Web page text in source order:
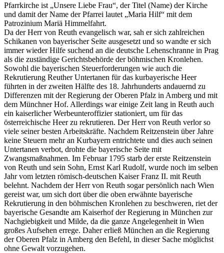
Pfarrkirche ist „Unsere Liebe Frau“, der Titel (Name) der Kirche
und damit der Name der Pfarrei lautet „Maria Hilf“ mit dem
Patrozinium Mariä Himmelfahrt.
Da der Herr von Reuth evangelisch war, sah er sich zahlreichen
Schikanen von bayerischer Seite ausgesetzt und so wandte er sich
immer wieder Hilfe suchend an die deutsche Lehenschranne in Prag
als die zuständige Gerichtsbehörde der böhmischen Kronlehen.
Sowohl die bayerischen Steuerforderungen wie auch die
Rekrutierung Reuther Untertanen für das kurbayerische Heer
führten in der zweiten Hälfte des 18. Jahrhunderts andauernd zu
Differenzen mit der Regierung der Oberen Pfalz in Amberg und mit
dem Münchner Hof. Allerdings war einige Zeit lang in Reuth auch
ein kaiserlicher Werbeunteroffizier stationiert, um für das
österreichische Heer zu rekrutieren. Der Herr von Reuth verlor so
viele seiner besten Arbeitskräfte. Nachdem Reitzenstein über Jahre
keine Steuern mehr an Kurbayern entrichtete und dies auch seinen
Untertanen verbot, drohte die bayerische Seite mit
Zwangsmaßnahmen. Im Februar 1795 starb der erste Reitzenstein
von Reuth und sein Sohn, Ernst Karl Rudolf, wurde noch im selben
Jahr vom letzten römisch-deutschen Kaiser Franz II. mit Reuth
belehnt. Nachdem der Herr von Reuth sogar persönlich nach Wien
gereist war, um sich dort über die oben erwähnte bayerische
Rekrutierung in den böhmischen Kronlehen zu beschweren, riet der
bayerische Gesandte am Kaiserhof der Regierung in München zur
Nachgiebigkeit und Milde, da die ganze Angelegenheit in Wien
großes Aufsehen errege. Daher erließ München an die Regierung
der Oberen Pfalz in Amberg den Befehl, in dieser Sache möglichst
ohne Gewalt vorzugehen.